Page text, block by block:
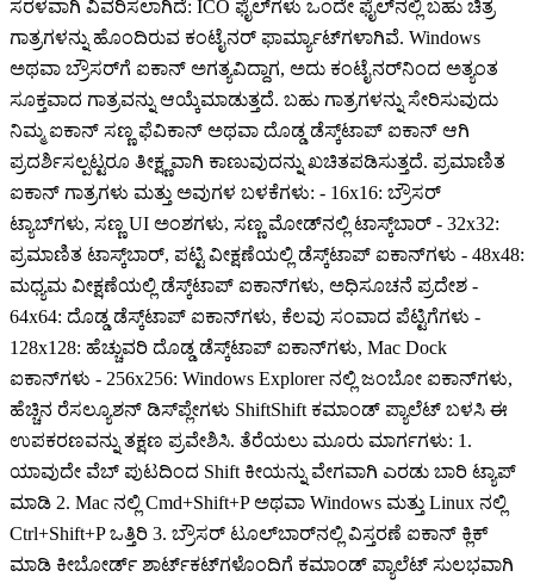
ಸರಳವಾಗಿ ವಿವರಿಸಲಾಗಿದೆ: ICO ಫೈಲ್‌ಗಳು ಒಂದೇ ಫೈಲ್‌ನಲ್ಲಿ ಬಹು ಚಿತ್ರ
ಗಾತ್ರಗಳನ್ನು ಹೊಂದಿರುವ ಕಂಟೈನರ್ ಫಾರ್ಮ್ಯಾಟ್‌ಗಳಾಗಿವೆ. Windows
ಅಥವಾ ಬ್ರೌಸರ್‌ಗೆ ಐಕಾನ್ ಅಗತ್ಯವಿದ್ದಾಗ, ಅದು ಕಂಟೈನರ್‌ನಿಂದ ಅತ್ಯಂತ
ಸೂಕ್ತವಾದ ಗಾತ್ರವನ್ನು ಆಯ್ಕೆಮಾಡುತ್ತದೆ. ಬಹು ಗಾತ್ರಗಳನ್ನು ಸೇರಿಸುವುದು
ನಿಮ್ಮ ಐಕಾನ್ ಸಣ್ಣ ಫೆವಿಕಾನ್ ಅಥವಾ ದೊಡ್ಡ ಡೆಸ್ಕ್‌ಟಾಪ್ ಐಕಾನ್ ಆಗಿ
ಪ್ರದರ್ಶಿಸಲ್ಪಟ್ಟರೂ ತೀಕ್ಷ್ಣವಾಗಿ ಕಾಣುವುದನ್ನು ಖಚಿತಪಡಿಸುತ್ತದೆ. ಪ್ರಮಾಣಿತ
ಐಕಾನ್ ಗಾತ್ರಗಳು ಮತ್ತು ಅವುಗಳ ಬಳಕೆಗಳು: - 16x16: ಬ್ರೌಸರ್
ಟ್ಯಾಬ್‌ಗಳು, ಸಣ್ಣ UI ಅಂಶಗಳು, ಸಣ್ಣ ಮೋಡ್‌ನಲ್ಲಿ ಟಾಸ್ಕ್‌ಬಾರ್ - 32x32:
ಪ್ರಮಾಣಿತ ಟಾಸ್ಕ್‌ಬಾರ್, ಪಟ್ಟಿ ವೀಕ್ಷಣೆಯಲ್ಲಿ ಡೆಸ್ಕ್‌ಟಾಪ್ ಐಕಾನ್‌ಗಳು - 48x48:
ಮಧ್ಯಮ ವೀಕ್ಷಣೆಯಲ್ಲಿ ಡೆಸ್ಕ್‌ಟಾಪ್ ಐಕಾನ್‌ಗಳು, ಅಧಿಸೂಚನೆ ಪ್ರದೇಶ -
64x64: ದೊಡ್ಡ ಡೆಸ್ಕ್‌ಟಾಪ್ ಐಕಾನ್‌ಗಳು, ಕೆಲವು ಸಂವಾದ ಪೆಟ್ಟಿಗೆಗಳು -
128x128: ಹೆಚ್ಚುವರಿ ದೊಡ್ಡ ಡೆಸ್ಕ್‌ಟಾಪ್ ಐಕಾನ್‌ಗಳು, Mac Dock
ಐಕಾನ್‌ಗಳು - 256x256: Windows Explorer ನಲ್ಲಿ ಜಂಬೋ ಐಕಾನ್‌ಗಳು,
ಹೆಚ್ಚಿನ ರೆಸಲ್ಯೂಶನ್ ಡಿಸ್‌ಪ್ಲೇಗಳು ShiftShift ಕಮಾಂಡ್ ಪ್ಯಾಲೆಟ್ ಬಳಸಿ ಈ
ಉಪಕರಣವನ್ನು ತಕ್ಷಣ ಪ್ರವೇಶಿಸಿ. ತೆರೆಯಲು ಮೂರು ಮಾರ್ಗಗಳು: 1.
ಯಾವುದೇ ವೆಬ್ ಪುಟದಿಂದ Shift ಕೀಯನ್ನು ವೇಗವಾಗಿ ಎರಡು ಬಾರಿ ಟ್ಯಾಪ್
ಮಾಡಿ 2. Mac ನಲ್ಲಿ Cmd+Shift+P ಅಥವಾ Windows ಮತ್ತು Linux ನಲ್ಲಿ
Ctrl+Shift+P ಒತ್ತಿರಿ 3. ಬ್ರೌಸರ್ ಟೂಲ್‌ಬಾರ್‌ನಲ್ಲಿ ವಿಸ್ತರಣೆ ಐಕಾನ್ ಕ್ಲಿಕ್
ಮಾಡಿ ಕೀಬೋರ್ಡ್ ಶಾರ್ಟ್‌ಕಟ್‌ಗಳೊಂದಿಗೆ ಕಮಾಂಡ್ ಪ್ಯಾಲೆಟ್ ಸುಲಭವಾಗಿ